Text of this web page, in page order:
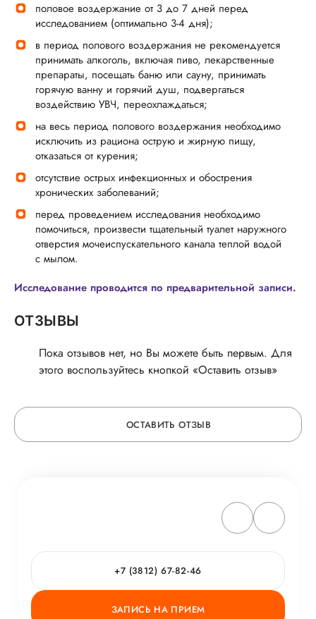
половое воздержание от 3 до 7 дней перед
исследованием (оптимально 3-4 дня);
в период полового воздержания не рекомендуется
принимать алкоголь, включая пиво, лекарственные
препараты, посещать баню или сауну, принимать
горячую ванну и горячий душ, подвергаться
воздействию УВЧ, переохлаждаться;
на весь период полового воздержания необходимо
исключить из рациона острую и жирную пищу,
отказаться от курения;
отсутствие острых инфекционных и обострения
хронических заболеваний;
перед проведением исследования необходимо
помочиться, произвести тщательный туалет наружного
отверстия мочеиспускательного канала теплой водой
с мылом.
Исследование проводится по предварительной записи.
ОТЗЫВЫ
Пока отзывов нет, но Вы можете быть первым. Для
этого воспользуйтесь кнопкой «Оставить отзыв»
ОСТАВИТЬ ОТЗЫВ
ГОРЯЧАЯ ЛИНИЯ КАЧЕСТВА
+7 (3812) 67-82-46
ЗАПИСЬ НА ПРИЕМ